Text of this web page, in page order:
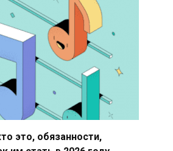
это, обязанности,